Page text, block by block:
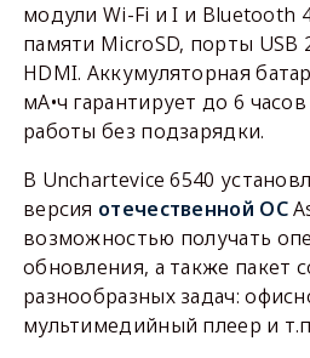
модули Wi-Fi и I и Bluetooth
памяти MicroSD, порты USB
HDMI. Аккумуляторная
мА•ч гарантирует до 6
работы без подзарядки.
В Unchartevice 6540
версия отечественной ОС
возможностью получать
обновления, а также пакет
разнообразных задач:
мультимедийный плеер и